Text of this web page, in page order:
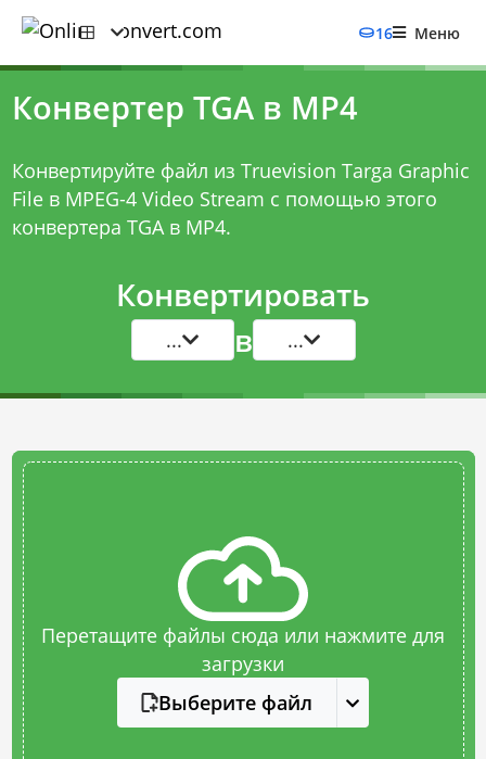
16 Меню
Конвертер TGA в MP4
Конвертируйте файл из Truevision Targa Graphic
File в MPEG-4 Video Stream с помощью этого
конвертера TGA в MP4.
Конвертировать
... в ...
Перетащите файлы сюда или нажмите для
загрузки
Выберите файл